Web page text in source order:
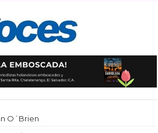
O´Brien